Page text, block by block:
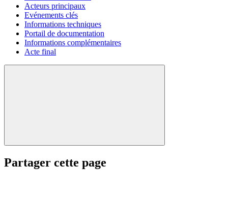
Acteurs principaux
Evénements clés
Informations techniques
Portail de documentation
Informations complémentaires
Acte final
Partager cette page